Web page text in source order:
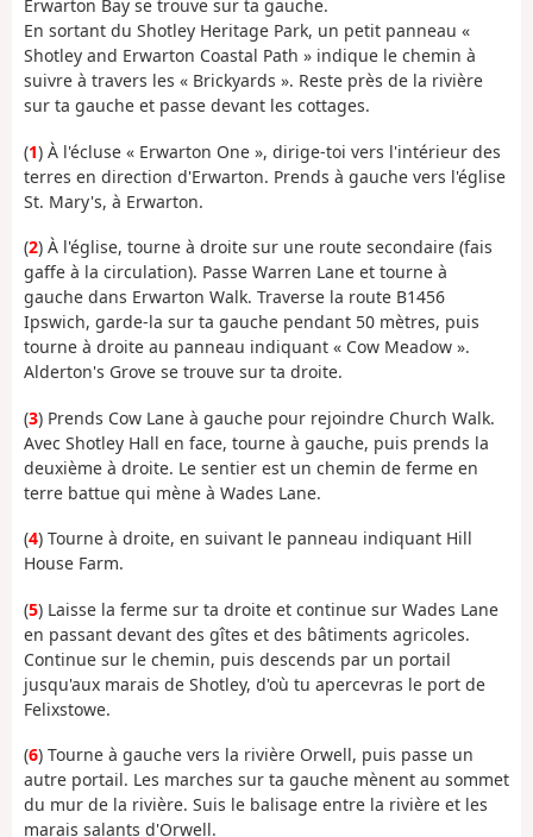
Erwarton Bay se trouve sur ta gauche.
En sortant du Shotley Heritage Park, un petit panneau «
Shotley and Erwarton Coastal Path » indique le chemin à
suivre à travers les « Brickyards ». Reste près de la rivière
sur ta gauche et passe devant les cottages.
(1) À l'écluse « Erwarton One », dirige-toi vers l'intérieur des
terres en direction d'Erwarton. Prends à gauche vers l'église
St. Mary's, à Erwarton.
(2) À l'église, tourne à droite sur une route secondaire (fais
gaffe à la circulation). Passe Warren Lane et tourne à
gauche dans Erwarton Walk. Traverse la route B1456
Ipswich, garde-la sur ta gauche pendant 50 mètres, puis
tourne à droite au panneau indiquant « Cow Meadow ».
Alderton's Grove se trouve sur ta droite.
(3) Prends Cow Lane à gauche pour rejoindre Church Walk.
Avec Shotley Hall en face, tourne à gauche, puis prends la
deuxième à droite. Le sentier est un chemin de ferme en
terre battue qui mène à Wades Lane.
(4) Tourne à droite, en suivant le panneau indiquant Hill
House Farm.
(5) Laisse la ferme sur ta droite et continue sur Wades Lane
en passant devant des gîtes et des bâtiments agricoles.
Continue sur le chemin, puis descends par un portail
jusqu'aux marais de Shotley, d'où tu apercevras le port de
Felixstowe.
(6) Tourne à gauche vers la rivière Orwell, puis passe un
autre portail. Les marches sur ta gauche mènent au sommet
du mur de la rivière. Suis le balisage entre la rivière et les
marais salants d'Orwell.